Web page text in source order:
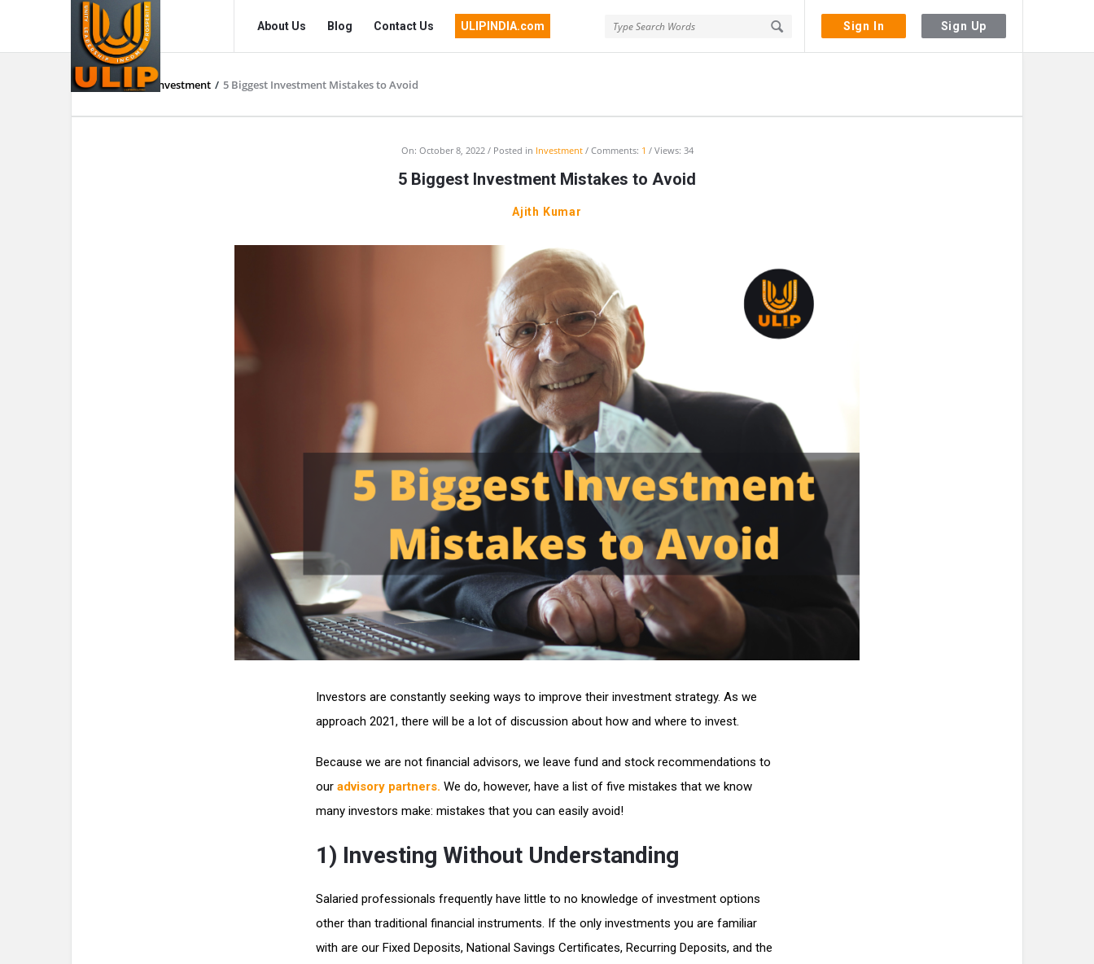
Sign In Sign Up
UlipIndia
Discussion
Forum
About Us Blog Contact Us ULIPINDIA.com
Home / Investment / 5 Biggest Investment Mistakes to Avoid
On: October 8, 2022 Posted in Investment Comments: 1 Views: 34
5 Biggest Investment Mistakes to Avoid
Ajith Kumar
Investors are constantly seeking ways to improve their investment strategy. As we
approach 2021, there will be a lot of discussion about how and where to invest.
Because we are not financial advisors, we leave fund and stock recommendations to
our advisory partners. We do, however, have a list of five mistakes that we know
many investors make: mistakes that you can easily avoid!
1) Investing Without Understanding
Salaried professionals frequently have little to no knowledge of investment options
other than traditional financial instruments. If the only investments you are familiar
with are our Fixed Deposits, National Savings Certificates, Recurring Deposits, and the